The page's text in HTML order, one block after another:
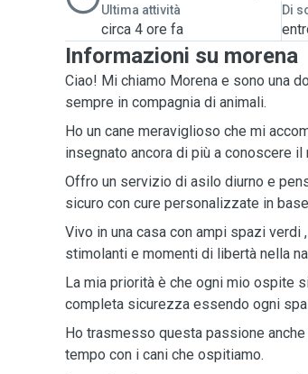
Ultima attività
circa 4 ore fa
Di
Informazioni su morena
Ciao! Mi chiamo Morena e sono una
sempre in compagnia di animali.
Ho un cane meraviglioso che mi
insegnato ancora di più a conoscere
Offro un servizio di asilo diurno e
sicuro con cure personalizzate in
Vivo in una casa con ampi spazi
stimolanti e momenti di libertà nella
La mia priorità è che ogni mio ospite
completa sicurezza essendo ogni
Ho trasmesso questa passione
tempo con i cani che ospitiamo.